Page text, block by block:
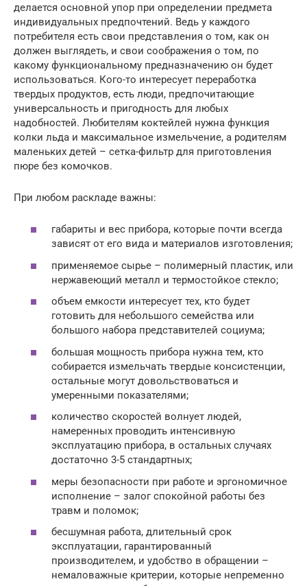
делается основной упор при определении предмета
индивидуальных предпочтений. Ведь у каждого
потребителя есть свои представления о том, как он
должен выглядеть, и свои соображения о том, по
какому функциональному предназначению он будет
использоваться. Кого-то интересует переработка
твердых продуктов, есть люди, предпочитающие
универсальность и пригодность для любых
надобностей. Любителям коктейлей нужна функция
колки льда и максимальное измельчение, а родителям
маленьких детей – сетка-фильтр для приготовления
пюре без комочков.
При любом раскладе важны:
габариты и вес прибора, которые почти всегда
зависят от его вида и материалов изготовления;
применяемое сырье – полимерный пластик, или
нержавеющий металл и термостойкое стекло;
объем емкости интересует тех, кто будет
готовить для небольшого семейства или
большого набора представителей социума;
большая мощность прибора нужна тем, кто
собирается измельчать твердые консистенции,
остальные могут довольствоваться и
умеренными показателями;
количество скоростей волнует людей,
намеренных проводить интенсивную
эксплуатацию прибора, в остальных случаях
достаточно 3-5 стандартных;
меры безопасности при работе и эргономичное
исполнение – залог спокойной работы без
травм и поломок;
бесшумная работа, длительный срок
эксплуатации, гарантированный
производителем, и удобство в обращении –
немаловажные критерии, которые непременно